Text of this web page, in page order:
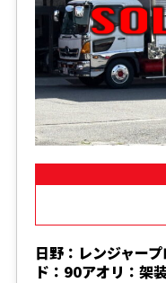
日野：レンジャー
ド：90アオリ：架